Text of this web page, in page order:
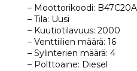
– Moottorikoodi: B47C20A
– Tila: Uusi
– Kuutiotilavuus: 2000
– Venttiilien määrä: 16
– Sylinterien määrä: 4
– Polttoaine: Diesel